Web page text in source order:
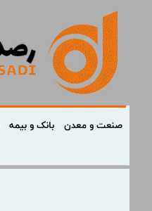
صنعت و معدن بانک و بیمه